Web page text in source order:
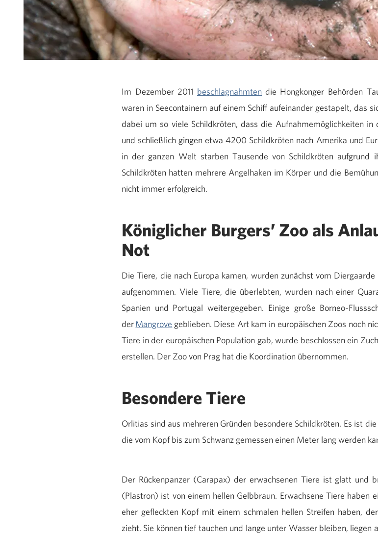
Im Dezember 2011 beschlagnahmten die Hongkonger Behörden
waren in Seecontainern auf einem Schiff aufeinander gestapelt, das
dabei um so viele Schildkröten, dass die Aufnahmemöglichkeiten in
und schließlich gingen etwa 4200 Schildkröten nach Amerika und
in der ganzen Welt starben Tausende von Schildkröten aufgrund
Schildkröten hatten mehrere Angelhaken im Körper und die
nicht immer erfolgreich.
Königlicher Burgers’ Zoo als
Not
Die Tiere, die nach Europa kamen, wurden zunächst vom
aufgenommen. Viele Tiere, die überlebten, wurden nach einer
Spanien und Portugal weitergegeben. Einige große Borneo-
derMangrove geblieben. Diese Art kam in europäischen Zoos noch
Tiere in der europäischen Population gab, wurde beschlossen ein
erstellen. Der Zoo von Prag hat die Koordination übernommen.
Besondere Tiere
Orlitias sind aus mehreren Gründen besondere Schildkröten. Es ist
die vom Kopf bis zum Schwanz gemessen einen Meter lang werden
Der Rückenpanzer (Carapax) der erwachsenen Tiere ist glatt und
(Plastron) ist von einem hellen Gelbbraun. Erwachsene Tiere haben
eher gefleckten Kopf mit einem schmalen hellen Streifen haben,
zieht. Sie können tief tauchen und lange unter Wasser bleiben, liegen